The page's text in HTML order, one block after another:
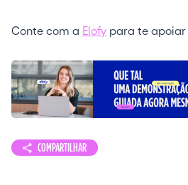
Conte com a Elofy para te apoiar
COMPARTILHAR